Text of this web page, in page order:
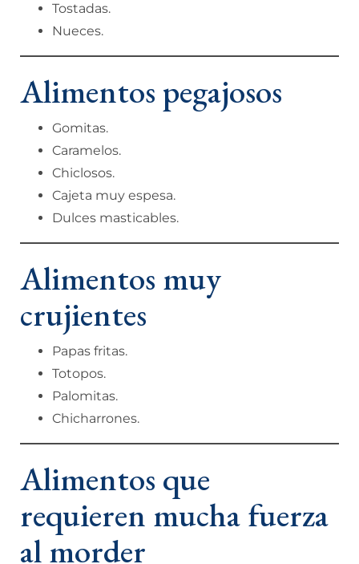
Tostadas.
Nueces.
Alimentos pegajosos
Gomitas.
Caramelos.
Chiclosos.
Cajeta muy espesa.
Dulces masticables.
Alimentos muy
crujientes
Papas fritas.
Totopos.
Palomitas.
Chicharrones.
Alimentos que
requieren mucha fuerza
al morder